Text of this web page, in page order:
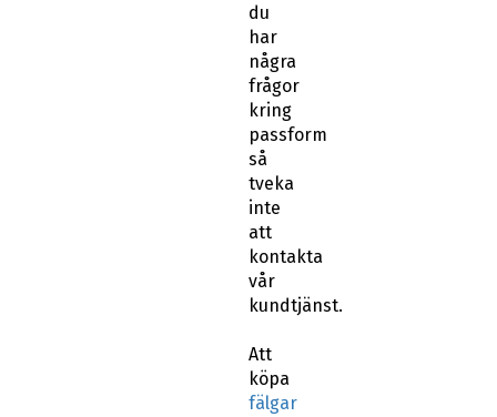
du
har
några
frågor
kring
passform
så
tveka
inte
att
kontakta
vår
kundtjänst.
Att
köpa
fälgar